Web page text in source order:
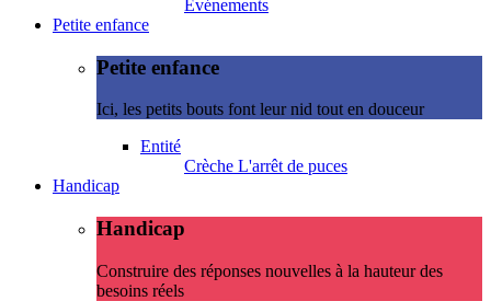
Evénements
Petite enfance
Petite enfance
Ici, les petits bouts font leur nid tout en douceur
Entité
Crèche L'arrêt de puces
Handicap
Handicap
Construire des réponses nouvelles à la hauteur des
besoins réels